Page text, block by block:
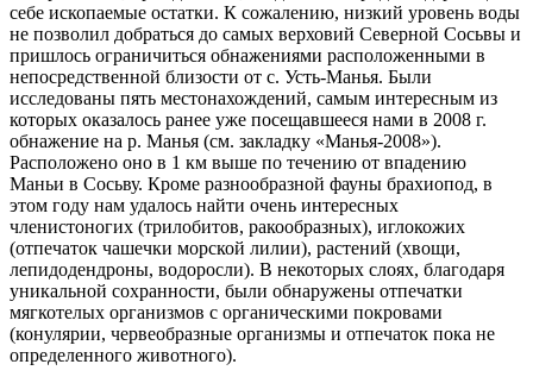
себе ископаемые остатки. К сожалению, низкий уровень воды
не позволил добраться до самых верховий Северной Сосьвы и
пришлось ограничиться обнажениями расположенными в
непосредственной близости от с. Усть-Манья. Были
исследованы пять местонахождений, самым интересным из
которых оказалось ранее уже посещавшееся нами в 2008 г.
обнажение на р. Манья (см. закладку «Манья-2008»).
Расположено оно в 1 км выше по течению от впадению
Маньи в Сосьву. Кроме разнообразной фауны брахиопод, в
этом году нам удалось найти очень интересных
членистоногих (трилобитов, ракообразных), иглокожих
(отпечаток чашечки морской лилии), растений (хвощи,
лепидодендроны, водоросли). В некоторых слоях, благодаря
уникальной сохранности, были обнаружены отпечатки
мягкотелых организмов с органическими покровами
(конулярии, червеобразные организмы и отпечаток пока не
определенного животного).